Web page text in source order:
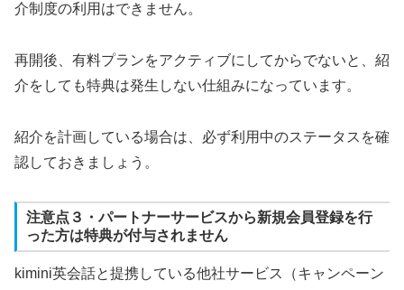
介制度の利用はできません。
再開後、有料プランをアクティブにしてからでないと、紹
介をしても特典は発生しない仕組みになっています。
紹介を計画している場合は、必ず利用中のステータスを確
認しておきましょう。
注意点３・パートナーサービスから新規会員登録を行
った方は特典が付与されません
kimini英会話と提携している他社サービス（キャンペーン